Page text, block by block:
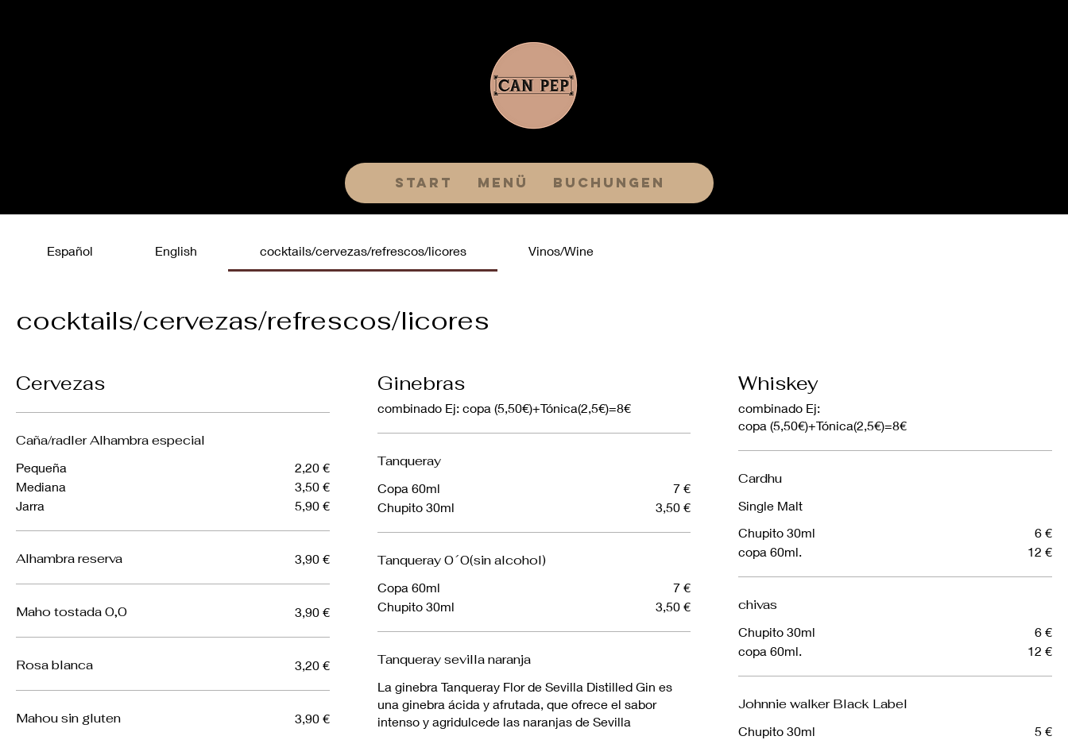
Start Menü Buchungen
Español English cocktails/cervezas/refrescos/licores Vinos/Wine
cocktails/cervezas/refrescos/licores
Cervezas
Caña/radler Alhambra especial
Pequeña
2,20 €
Mediana
3,50 €
Jarra
5,90 €
Alhambra reserva 3,90 €
Maho tostada 0,0 3,90 €
Rosa blanca 3,20 €
Mahou sin gluten 3,90 €
Ginebras
combinado Ej: copa (5,50€)+Tónica(2,5€)=8€
Tanqueray
Copa 60ml
7 €
Chupito 30ml
3,50 €
Tanqueray 0´0(sin alcohol)
Copa 60ml
7 €
Chupito 30ml
3,50 €
Tanqueray sevilla naranja
La ginebra Tanqueray Flor de Sevilla Distilled Gin es
una ginebra ácida y afrutada, que ofrece el sabor
intenso y agridulcede las naranjas de Sevilla
Whiskey
combinado Ej:
copa (5,50€)+Tónica(2,5€)=8€
Cardhu
Single Malt
Chupito 30ml
6 €
copa 60ml.
12 €
chivas
Chupito 30ml
6 €
copa 60ml.
12 €
Johnnie walker Black Label
Chupito 30ml
5 €